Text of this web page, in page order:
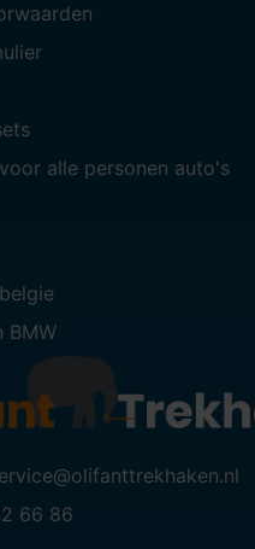
alle personen auto's
BMW
66 86